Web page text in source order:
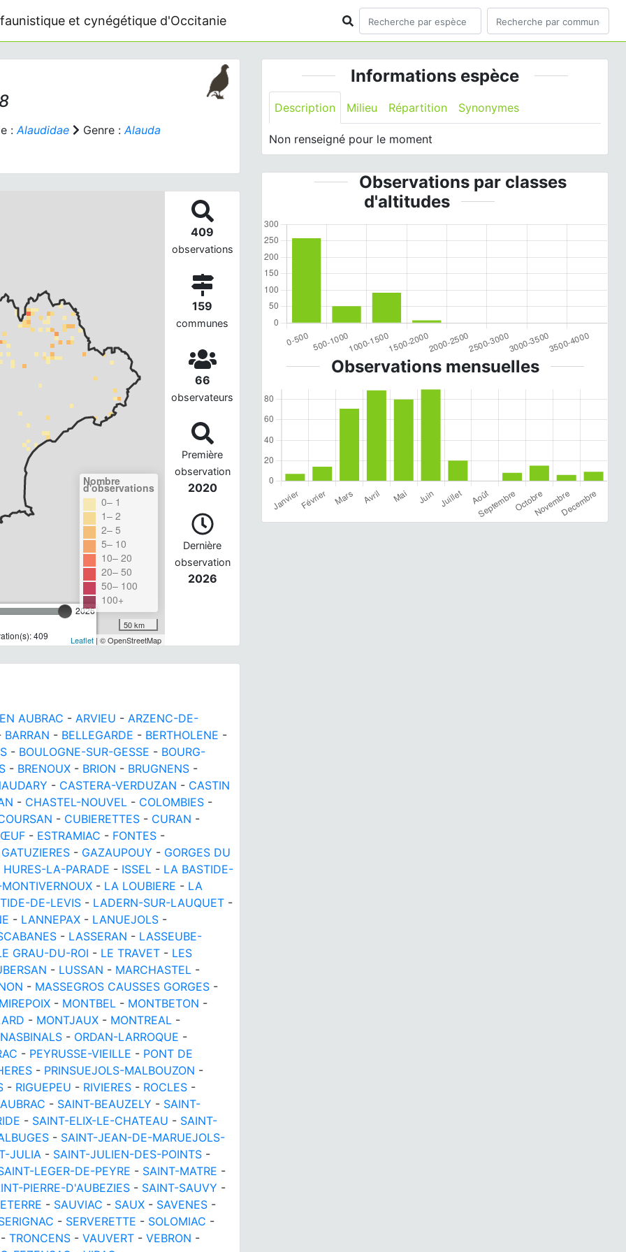
et cynégétique d'Occitanie
:Alaudidae Genre :Alauda
2026
409
Nombre
d'observations
0– 1
1– 2
2– 5
5– 10
10– 20
20– 50
50– 100
100+
50 km
Leaflet| © OpenStreetMap
409
observations
159
communes
66
observateurs
Première
observation
2020
Dernière
observation
2026
AUBRAC - ARVIEU - ARZENC-DE-
BARRAN - BELLEGARDE - BERTHOLENE -
- BOULOGNE-SUR-GESSE - BOURG-
- BRENOUX - BRION - BRUGNENS -
- CASTERA-VERDUZAN - CASTIN
- CHASTEL-NOUVEL - COLOMBIES -
- CUBIERETTES - CURAN -
- ESTRAMIAC - FONTES -
GATUZIERES - GAZAUPOUY - GORGES DU
HURES-LA-PARADE - ISSEL - LA BASTIDE-
- LA LOUBIERE - LA
DE-LEVIS - LADERN-SUR-LAUQUET -
- LANNEPAX - LANUEJOLS -
- LASSERAN - LASSEUBE-
GRAU-DU-ROI - LE TRAVET - LES
- LUSSAN - MARCHASTEL -
- MASSEGROS CAUSSES GORGES -
- MONTBEL - MONTBETON -
- MONTJAUX - MONTREAL -
NASBINALS - ORDAN-LARROQUE -
- PEYRUSSE-VIEILLE - PONT DE
- PRINSUEJOLS-MALBOUZON -
- RIGUEPEU - RIVIERES - ROCLES -
- SAINT-BEAUZELY - SAINT-
- SAINT-ELIX-LE-CHATEAU - SAINT-
- SAINT-JEAN-DE-MARUEJOLS-
JULIA - SAINT-JULIEN-DES-POINTS -
LEGER-DE-PEYRE - SAINT-MATRE -
PIERRE-D'AUBEZIES - SAINT-SAUVY -
- SAUVIAC - SAUX - SAVENES -
- SERVERETTE - SOLOMIAC -
TRONCENS - VAUVERT - VEBRON -
Informations espèce
Description Milieu Répartition Synonymes
Non renseigné pour le moment
Observations par classes
d'altitudes
Observations mensuelles